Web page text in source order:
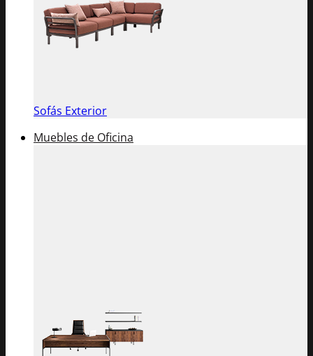
Sofás Exterior
Muebles de Oficina